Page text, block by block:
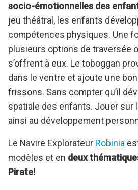
socio-émotionnelles des
jeu théâtral, les enfants
compétences physiques. Une
plusieurs options de traversée
s’offrent à eux. Le toboggan
dans le ventre et ajoute une
frissons. Sans compter qu’il
spatiale des enfants. Jouer sur
ainsi au développement
Le Navire Explorateur Robinia
modèles et en deux
Pirate!